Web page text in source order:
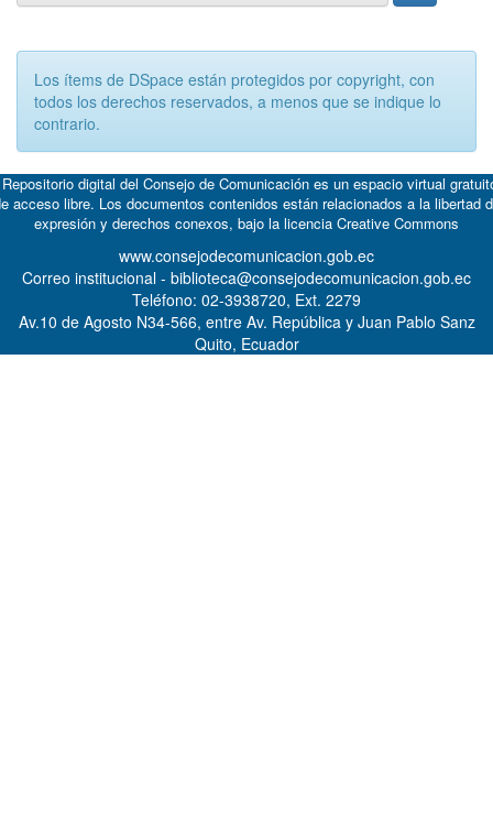
Los ítems de DSpace están protegidos por copyright, con
todos los derechos reservados, a menos que se indique lo
contrario.
digital del Consejo de Comunicación es un espacio virtual
acceso libre. Los documentos contenidos están relacionados a la libertad
expresión y derechos conexos, bajo la licencia Creative Commons
www.consejodecomunicacion.gob.ec
Correo institucional - biblioteca@consejodecomunicacion.gob.ec
Teléfono: 02-3938720, Ext. 2279
Av.10 de Agosto N34-566, entre Av. República y Juan Pablo Sanz
Quito, Ecuador